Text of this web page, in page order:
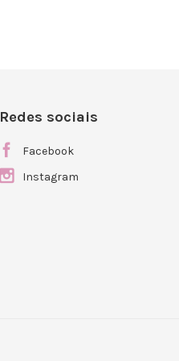
Redes sociais
Facebook
Instagram